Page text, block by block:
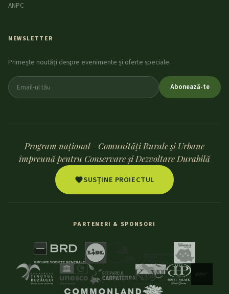
ANPC
NEWSLETTER
Primește noutăți despre evenimente și oferte speciale.
Abonează-te
Program național - Comunități Rurale și Urbane
împreună pentru Conservare și Dezvoltare Durabilă
SUSȚINE PROIECTUL
PARTENERI & SPONSORI